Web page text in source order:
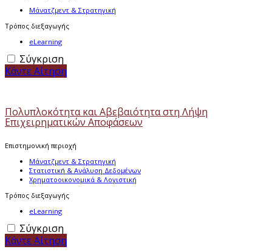
Μάνατζμεντ & Στρατηγική
Τρόπος διεξαγωγής
eLearning
Σύγκριση
Κάντε Αίτηση
Πολυπλοκότητα και Αβεβαιότητα στη Λήψη
Επιχειρηματικών Αποφάσεων
Επιστημονική περιοχή
Μάνατζμεντ & Στρατηγική
Στατιστική & Ανάλυση Δεδομένων
Χρηματοοικονομικά & Λογιστική
Τρόπος διεξαγωγής
eLearning
Σύγκριση
Κάντε Αίτηση